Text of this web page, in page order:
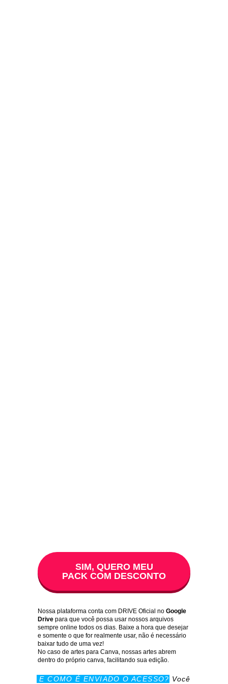
SIM, QUERO MEU
PACK COM DESCONTO
Nossa plataforma conta com DRIVE Oficial no Google
Drive para que você possa usar nossos arquivos
sempre online todos os dias. Baixe a hora que desejar
e somente o que for realmente usar, não é necessário
baixar tudo de uma vez!
No caso de artes para Canva, nossas artes abrem
dentro do próprio canva, facilitando sua edição.
E COMO É ENVIADO O ACESSO? Você